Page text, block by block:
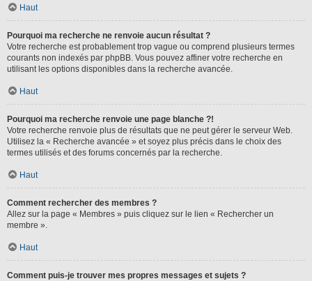
Haut
Pourquoi ma recherche ne renvoie aucun résultat ?
Votre recherche est probablement trop vague ou comprend plusieurs termes
courants non indexés par phpBB. Vous pouvez affiner votre recherche en
utilisant les options disponibles dans la recherche avancée.
Haut
Pourquoi ma recherche renvoie une page blanche ?!
Votre recherche renvoie plus de résultats que ne peut gérer le serveur Web.
Utilisez la « Recherche avancée » et soyez plus précis dans le choix des
termes utilisés et des forums concernés par la recherche.
Haut
Comment rechercher des membres ?
Allez sur la page « Membres » puis cliquez sur le lien « Rechercher un
membre ».
Haut
Comment puis-je trouver mes propres messages et sujets ?